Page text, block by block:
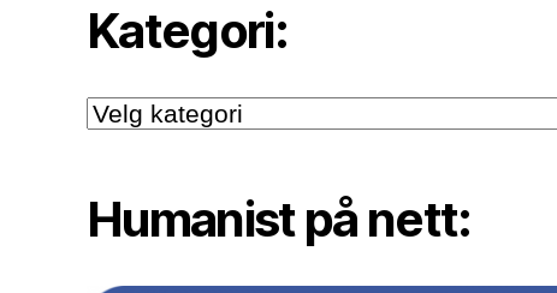
Kategori:
Kategori:
Humanist på nett: